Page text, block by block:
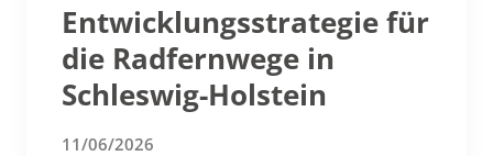
Entwicklungsstrategie für
die Radfernwege in
Schleswig-Holstein
11/06/2026